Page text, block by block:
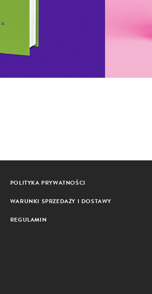
POLITYKA PRYWATNOŚCI
WARUNKI SPRZEDAŻY I DOSTAWY
REGULAMIN